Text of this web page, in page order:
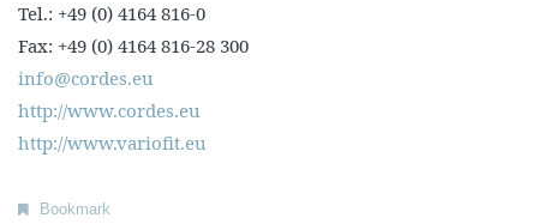
Tel.: +49 (0) 4164 816-0
Fax: +49 (0) 4164 816-28 300
info@cordes.eu
http://www.cordes.eu
http://www.variofit.eu
Bookmark